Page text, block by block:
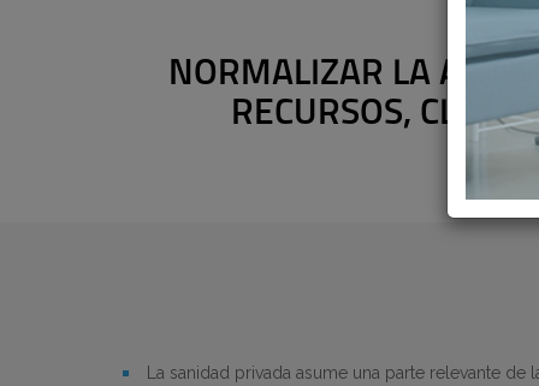
NORMALIZAR LA
RECURSOS,
La sanidad privada asume una parte relevante